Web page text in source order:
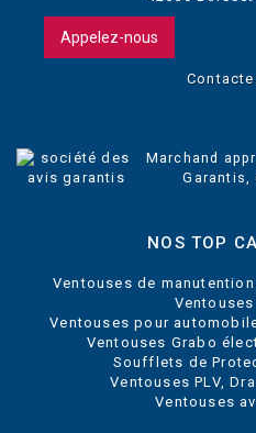
Appelez-nous
Marchand
Garantis,
NOS TOP
Ventouses de
Ventouses pour
Ventouses Grabo
Soufflets de
Ventouses PLV,
Ventouses